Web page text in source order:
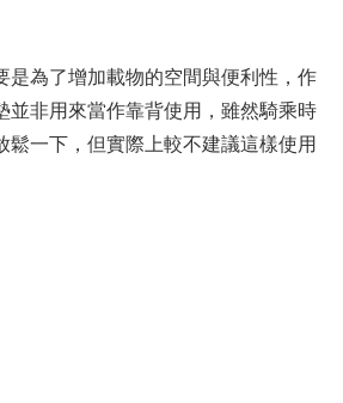
是為了增加載物的空間與便利性，作
並非用來當作靠背使用，雖然騎乘時
鬆一下，但實際上較不建議這樣使用